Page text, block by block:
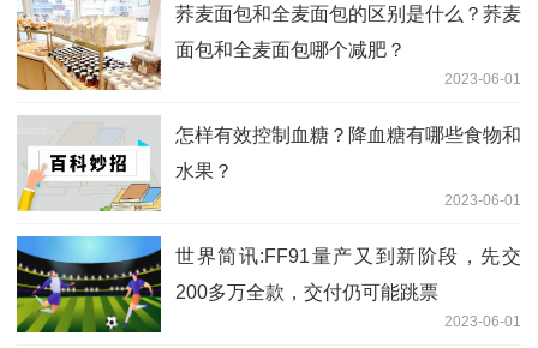
荞麦面包和全麦面包的区别是什么？荞麦
面包和全麦面包哪个减肥？
2023-06-01
怎样有效控制血糖？降血糖有哪些食物和
水果？
2023-06-01
世界简讯:FF91量产又到新阶段，先交
200多万全款，交付仍可能跳票
2023-06-01